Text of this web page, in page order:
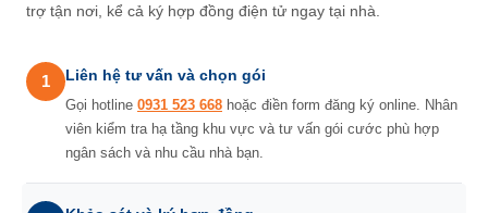
trợ tận nơi, kể cả ký hợp đồng điện tử ngay tại nhà.
1 Liên hệ tư vấn và chọn gói
Gọi hotline 0931 523 668 hoặc điền form đăng ký online. Nhân
viên kiểm tra hạ tầng khu vực và tư vấn gói cước phù hợp
ngân sách và nhu cầu nhà bạn.